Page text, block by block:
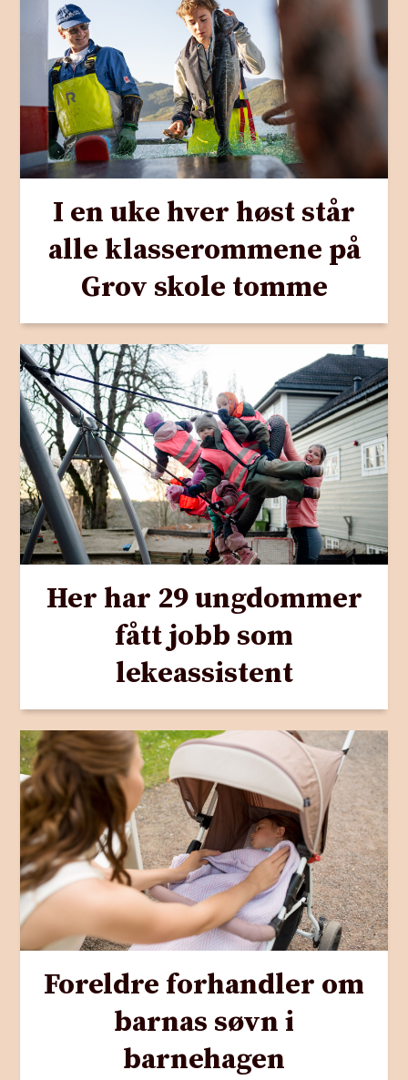
I en uke hver høst står
alle klasserommene på
Grov skole tomme
Her har 29 ungdommer
fått jobb som
lekeassistent
Foreldre forhandler om
barnas søvn i
barnehagen